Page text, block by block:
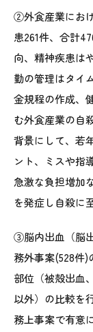
②外食産業にお
患261件、合計
向、精神疾患は
勤の管理はタイ
金規程の作成、
む外食産業の自
背景にして、若
ント、ミスや指
急激な負担増加
を発症し自殺に
③脳内出血（脳
務外事案(528件
部位（被殻出血
以外）の比較を
務上事案で有意